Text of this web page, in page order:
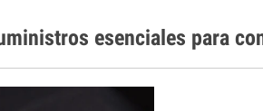
esenciales para